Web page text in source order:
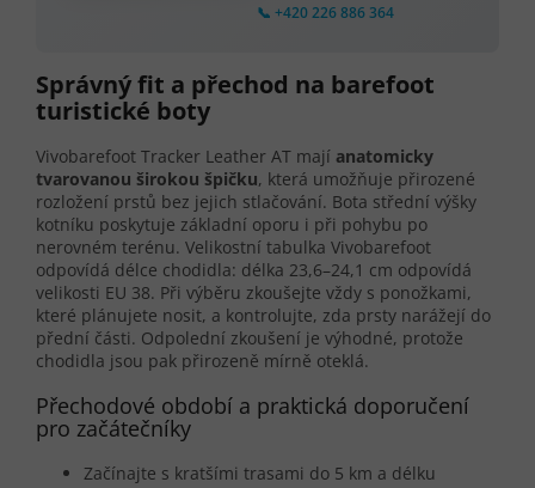
📞 +420 226 886 364
Správný fit a přechod na barefoot
turistické boty
Vivobarefoot Tracker Leather AT mají anatomicky
tvarovanou širokou špičku, která umožňuje přirozené
rozložení prstů bez jejich stlačování. Bota střední výšky
kotníku poskytuje základní oporu i při pohybu po
nerovném terénu. Velikostní tabulka Vivobarefoot
odpovídá délce chodidla: délka 23,6–24,1 cm odpovídá
velikosti EU 38. Při výběru zkoušejte vždy s ponožkami,
které plánujete nosit, a kontrolujte, zda prsty narážejí do
přední části. Odpolední zkoušení je výhodné, protože
chodidla jsou pak přirozeně mírně oteklá.
Přechodové období a praktická doporučení
pro začátečníky
Začínajte s kratšími trasami do 5 km a délku